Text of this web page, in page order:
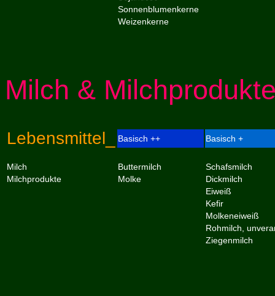
Sonnenblumenkerne
Weizenkerne
Milch &
Lebensmittel_ Basisch ++ Basisch +
Milch Buttermilch
Schafsmilch
Milchprodukte
Molke
Dickmilch
Eiweiß
Kefir
Molkeneiweiß
Rohmilch,
Ziegenmilch